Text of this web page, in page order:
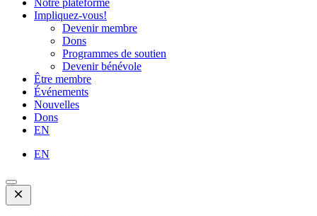
Notre plateforme
Impliquez-vous!
Devenir membre
Dons
Programmes de soutien
Devenir bénévole
Être membre
Événements
Nouvelles
Dons
EN
EN
Open
Mobile
Menu